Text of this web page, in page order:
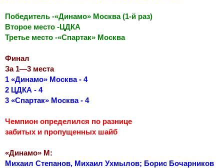
Победитель -«Динамо» Москва (1-й раз)
Второе место -ЦДКА
Третье место -«Спартак» Москва
Финал
За 1—3 места
1 «Динамо» Москва - 4
2 ЦДКА - 4
3 «Спартак» Москва - 4
Чемпион определился по разнице
забитых и пропущенных шайб
«Динамо» М:
Михаил Степанов, Михаил Ухмылов; Борис Бочарников